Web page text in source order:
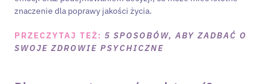
znaczenie dla poprawy jakości życia.
PRZECZYTAJ TEŻ: 5 SPOSOBÓW, ABY ZADBAĆ O
SWOJE ZDROWIE PSYCHICZNE